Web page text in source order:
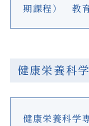
プライバシーポ
期課程） 教
健康栄養科
健康栄養科学